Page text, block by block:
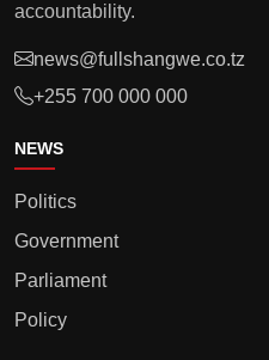
accountability.
news@fullshangwe.co.tz
+255 700 000 000
NEWS
Politics
Government
Parliament
Policy